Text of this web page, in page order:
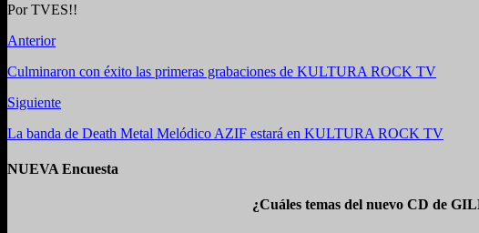
Por TVES!!
Anterior
Culminaron con éxito las primeras grabaciones de KULTURA ROCK TV
Siguiente
La banda de Death Metal Melódico AZIF estará en KULTURA ROCK TV
NUEVA Encuesta
¿Cuáles temas del nuevo CD de